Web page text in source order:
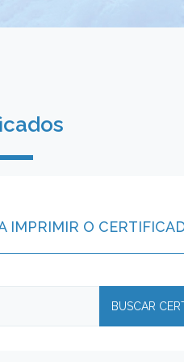
IMPRIMIR O